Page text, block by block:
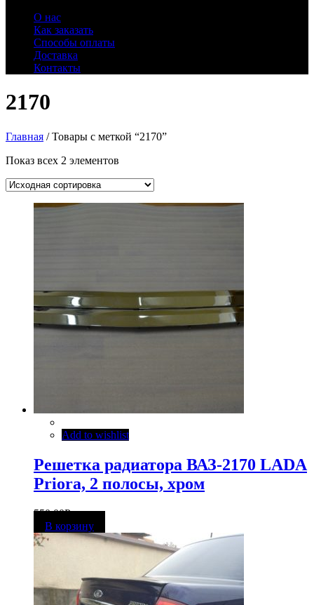
О нас
Как заказать
Способы оплаты
Доставка
Контакты
2170
Главная / Товары с меткой “2170”
Показ всех 2 элементов
Add to wishlist
Решетка радиатора ВАЗ-2170 LADA
Priora, 2 полосы, хром
550,00Р
В корзину